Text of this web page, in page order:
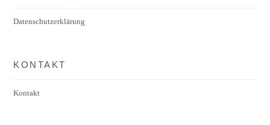
Datenschutzerklärung
KONTAKT
Kontakt